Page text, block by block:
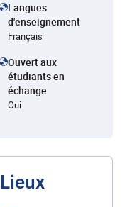
Langues
d'enseignement
Français
Ouvert aux
étudiants en
échange
Oui
Lieux